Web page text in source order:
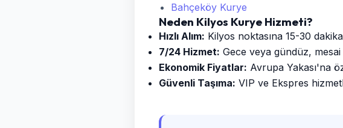
Bahçeköy Kurye
Neden Kilyos Kurye Hizmeti?
Hızlı Alım: Kilyos noktasına 15-30
7/24 Hizmet: Gece veya gündüz, mesai
Ekonomik Fiyatlar: Avrupa Yakası'na
Güvenli Taşıma: VIP ve Ekspres